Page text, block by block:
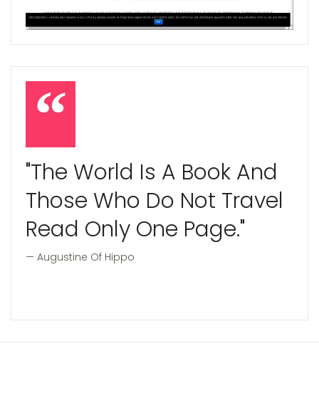
"The World Is A Book And
Those Who Do Not Travel
Read Only One Page."
Augustine Of Hippo